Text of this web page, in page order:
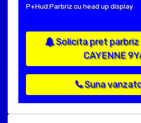
P+Hud:Parbriz cu head up display
Solicita pret parbriz
CAYENNE
Suna